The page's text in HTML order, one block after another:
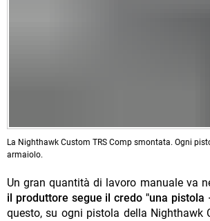
La Nighthawk Custom TRS Comp smontata. Ogni
armaiolo.
Un gran quantità di lavoro manuale va
il produttore segue il credo "una pistola
questo, su ogni pistola della Nighthawk